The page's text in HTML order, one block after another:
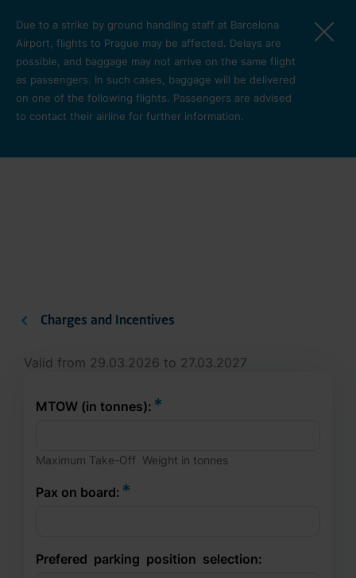
Due to a strike by ground handling staff at Barcelona
Airport, flights to Prague may be affected. Delays are
possible, and baggage may not arrive on the same flight
as passengers. In such cases, baggage will be delivered
on one of the following flights. Passengers are advised
to contact their airline for further information.
Charges and Incentives
Valid from 29.03.2026 to 27.03.2027
MTOW (in tonnes):
​Maximum​​ Take-Off​ ​ Weight in tonnes
​Pax on board:
Prefered​ ​ parking​ ​ position​ ​ selection: